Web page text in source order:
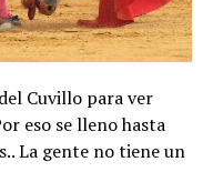
Cuvillo para ver
eso se lleno hasta
La gente no tiene un